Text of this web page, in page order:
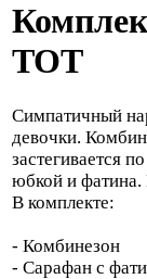
TOT
Симпатичный
девочки.
застегивается
юбкой и фатина.
В комплекте:
- Комбинезон
- Сарафан с